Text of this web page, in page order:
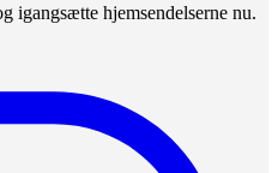
igangsætte hjemsendelserne nu.